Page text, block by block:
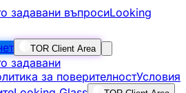
задавани въпросиLooking
TOR Client Area
задавани
за поверителностУсловия